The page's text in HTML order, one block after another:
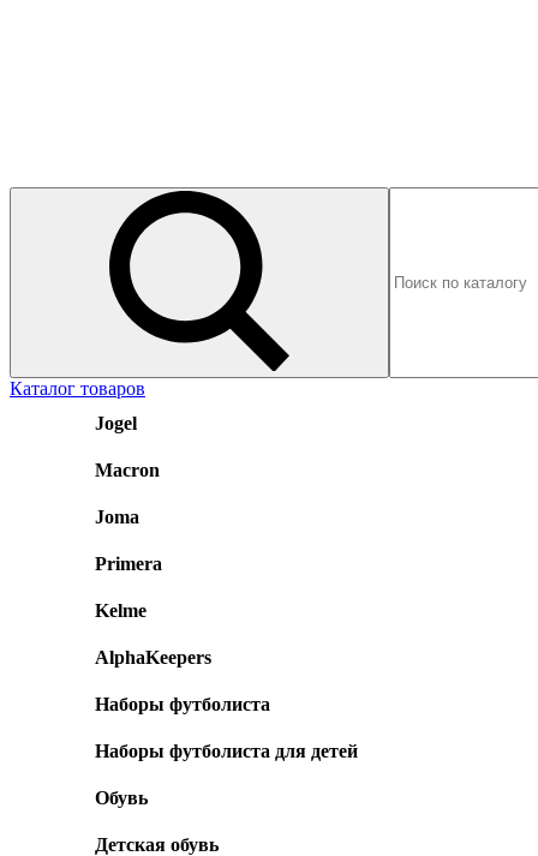
Каталог товаров
Jogel
Macron
Joma
Primera
Kelme
AlphaKeepers
Наборы футболиста
Наборы футболиста для детей
Обувь
Детская обувь